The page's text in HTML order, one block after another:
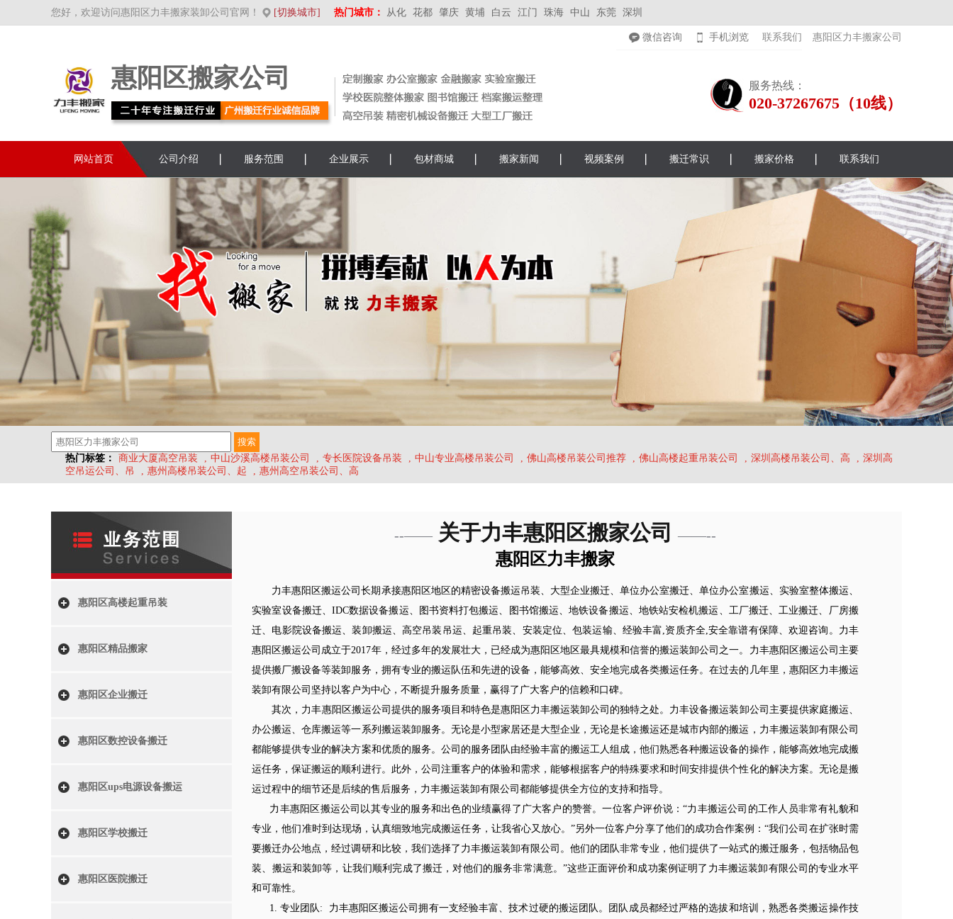
您好，欢迎访问惠阳区力丰搬家装卸公司官网！ [切换城市] 热门城市： 从化 花都 肇庆 黄埔 白云 江门 珠海 中山 东莞 深圳
微信咨询 手机浏览 联系我们 惠阳区力丰搬家公司
惠阳区搬家公司 服务热线：
020-37267675（10线）
网站首页 公司介绍 服务范围 企业展示 包材商城 搬家新闻 视频案例 搬迁常识 搬家价格 联系我们
热门标签： 商业大厦高空吊装 , 中山沙溪高楼吊装公司 , 专长医院设备吊装 , 中山专业高楼吊装公司 , 佛山高楼吊装公司推荐 , 佛山高楼起重吊装公司 , 深圳高楼吊装公司、高 , 深圳高
空吊运公司、吊
, 惠州高楼吊装公司、起 , 惠州高空吊装公司、高
惠阳区高楼起重吊装
惠阳区精品搬家
惠阳区企业搬迁
惠阳区数控设备搬迁
惠阳区ups电源设备搬运
惠阳区学校搬迁
惠阳区医院搬迁
--—— 关于力丰惠阳区搬家公司 ——--
惠阳区力丰搬家
力丰惠阳区搬运公司长期承接惠阳区地区的精密设备搬运吊装、大型企业搬迁、单位办公室搬迁、单位办公室搬运、实验室整体搬运、
实验室设备搬迁、IDC数据设备搬运、图书资料打包搬运、图书馆搬运、地铁设备搬运、地铁站安检机搬运、工厂搬迁、工业搬迁、厂房搬
迁、电影院设备搬运、装卸搬运、高空吊装吊运、起重吊装、安装定位、包装运输、经验丰富,资质齐全,安全靠谱有保障、欢迎咨询。力丰
惠阳区搬运公司成立于2017年，经过多年的发展壮大，已经成为惠阳区地区最具规模和信誉的搬运装卸公司之一。力丰惠阳区搬运公司主要
提供搬厂搬设备等装卸服务，拥有专业的搬运队伍和先进的设备，能够高效、安全地完成各类搬运任务。在过去的几年里，惠阳区力丰搬运
装卸有限公司坚持以客户为中心，不断提升服务质量，赢得了广大客户的信赖和口碑。
其次，力丰惠阳区搬运公司提供的服务项目和特色是惠阳区力丰搬运装卸公司的独特之处。力丰设备搬运装卸公司主要提供家庭搬运、
办公搬运、仓库搬运等一系列搬运装卸服务。无论是小型家居还是大型企业，无论是长途搬运还是城市内部的搬运，力丰搬运装卸有限公司
都能够提供专业的解决方案和优质的服务。公司的服务团队由经验丰富的搬运工人组成，他们熟悉各种搬运设备的操作，能够高效地完成搬
运任务，保证搬运的顺利进行。此外，公司注重客户的体验和需求，能够根据客户的特殊要求和时间安排提供个性化的解决方案。无论是搬
运过程中的细节还是后续的售后服务，力丰搬运装卸有限公司都能够提供全方位的支持和指导。
力丰惠阳区搬运公司以其专业的服务和出色的业绩赢得了广大客户的赞誉。一位客户评价说：“力丰搬运公司的工作人员非常有礼貌和
专业，他们准时到达现场，认真细致地完成搬运任务，让我省心又放心。”另外一位客户分享了他们的成功合作案例：“我们公司在扩张时需
要搬迁办公地点，经过调研和比较，我们选择了力丰搬运装卸有限公司。他们的团队非常专业，他们提供了一站式的搬迁服务，包括物品包
装、搬运和装卸等，让我们顺利完成了搬迁，对他们的服务非常满意。”这些正面评价和成功案例证明了力丰搬运装卸有限公司的专业水平
和可靠性。
1. 专业团队: 力丰惠阳区搬运公司拥有一支经验丰富、技术过硬的搬运团队。团队成员都经过严格的选拔和培训，熟悉各类搬运操作技